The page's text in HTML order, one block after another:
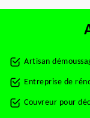
Artisan
Entreprise de
Couvreur pour